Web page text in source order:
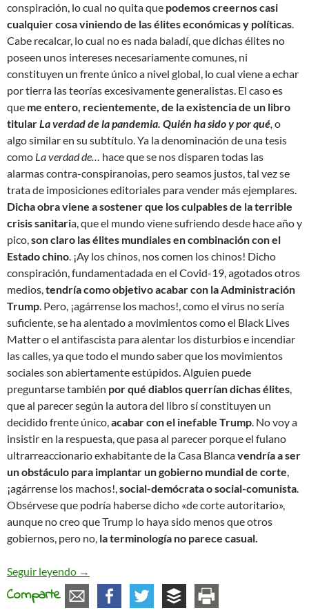
conspiración, lo cual no quita que podemos creernos casi
cualquier cosa viniendo de las élites económicas y políticas.
Cabe recalcar, lo cual no es nada baladí, que dichas élites no
poseen unos intereses necesariamente comunes, ni
constituyen un frente único a nivel global, lo cual viene a echar
por tierra las teorías excesivamente generalistas. El caso es
que me entero, recientemente, de la existencia de un libro
titularLa verdad de la pandemia. Quién ha sido y por qué, o
algo similar en su subtítulo. Ya la denominación de una tesis
como La verdad de… hace que se nos disparen todas las
alarmas contra-conspiranoias, pero seamos justos, tal vez se
trata de imposiciones editoriales para vender más ejemplares.
Dicha obra viene a sostener que los culpables de la terrible
crisis sanitaria, que el mundo viene sufriendo desde hace año y
pico,son claro las élites mundiales en combinación con el
Estado chino. ¡Ay los chinos, nos comen los chinos! Dicho
conspiración, fundamentadada en el Covid-19, agotados otros
medios,tendría como objetivo acabar con la Administración
Trump. Pero, ¡agárrense los machos!, como el virus no sería
suficiente, se ha alentado a movimientos como el Black Lives
Matter o el antifascista para alentar los disturbios e incendiar
las calles, ya que todo el mundo saber que los movimientos
sociales son abiertamente estúpidos. Alguien puede
preguntarse también por qué diablos querrían dichas élites,
que al parecer según la autora del libro sí constituyen un
decidido frente único,acabar con el inefable Trump. No voy a
insistir en la respuesta, que pasa al parecer porque el fulano
ultrarreaccionario exhabitante de la Casa Blancavendría a ser
un obstáculo para implantar un gobierno mundial de corte,
¡agárrense los machos!,social-demócrata o social-comunista.
Obsérvese que podría haberse dicho «de corte autoritario»,
aunque no creo que Trump lo haya sido menos que otros
gobiernos, pero no, la terminología no parece casual.
Seguir leyendo Conspiranoias (o no)
→
Comparte